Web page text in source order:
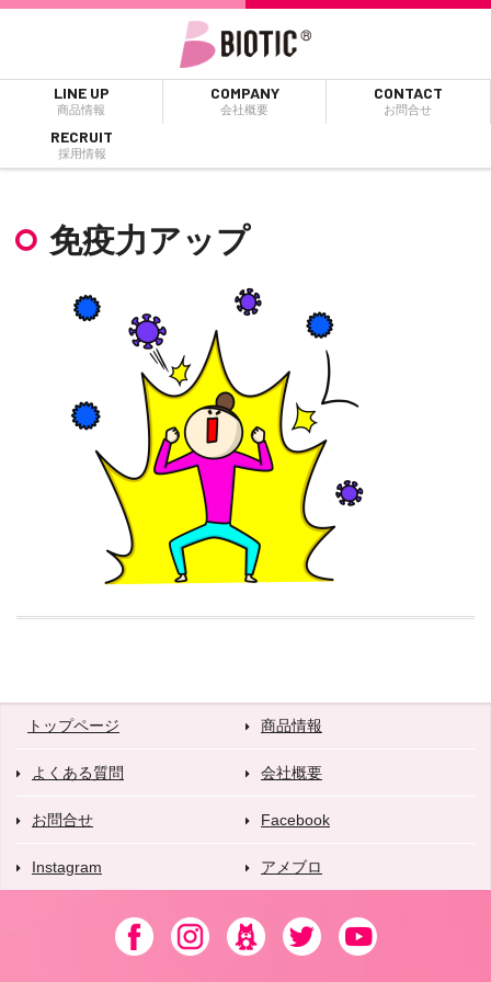
LINE UP
商品情報
COMPANY
会社概要
CONTACT
お問合せ
RECRUIT
採用情報
免疫力アップ
トップページ 商品情報
よくある質問 会社概要
お問合せ Facebook
Instagram アメブロ